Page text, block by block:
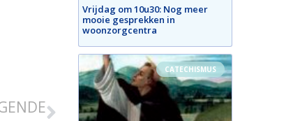
Vrijdag om 10u30: Nog meer
mooie gesprekken in
woonzorgcentra
CATECHISMUS